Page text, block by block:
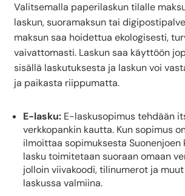
Valitsemalla paperilaskun tilalle
laskun, suoramaksun tai
maksun saa hoidettua ekologisesti,
vaivattomasti. Laskun saa käyttöön
sisällä laskutuksesta ja laskun voi
ja paikasta riippumatta.
E-lasku: E-laskusopimus tehdään
verkkopankin kautta. Kun sopimus
ilmoittaa sopimuksesta Suonenjoen
lasku toimitetaan suoraan omaan
jolloin viivakoodi, tilinumerot ja
laskussa valmiina.